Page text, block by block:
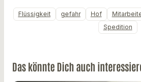
Flüssigkeit gefahr Hof
Spedition
Das könnte Dich auch